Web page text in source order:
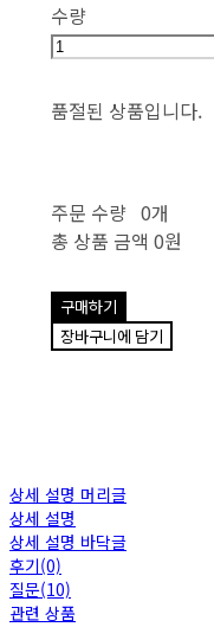
수량
품절된 상품입니다.
주문 수량 0개
총 상품 금액 0원
구매하기
장바구니에 담기
상세 설명 머리글
상세 설명
상세 설명 바닥글
후기(0)
질문(10)
관련 상품